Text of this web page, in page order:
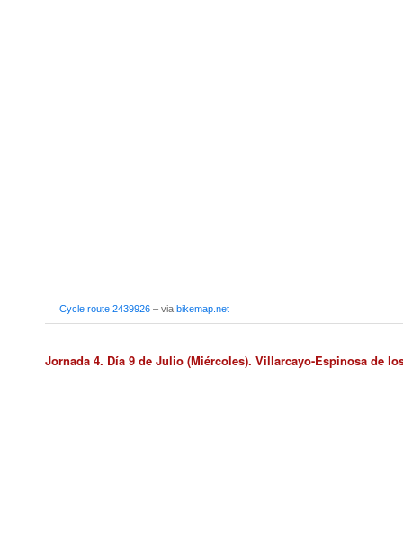
Cycle route 2439926 – via bikemap.net
Jornada 4. Día 9 de Julio (Miércoles). Villarcayo-Espinosa de